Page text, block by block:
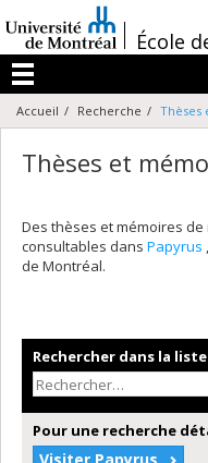
au
contenu
/École
Menu
Accueil Recherche Thèses
Thèses et
Des thèses et mémoires
consultables dans Papyrus
de Montréal.
Rechercher dans la liste
Pour une recherche